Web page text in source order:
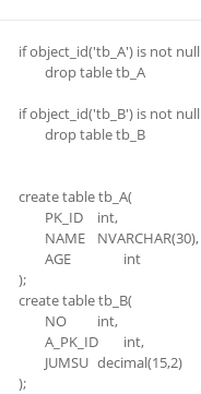
if object_id('tb_A') is not null
drop table tb_A
if object_id('tb_B') is not null
drop table tb_B
create table tb_A(
PK_ID
int,
NAME
NVARCHAR(30),
AGE
int
);
create table tb_B(
NO
int,
A_PK_ID
int,
JUMSU decimal(15,2)
);